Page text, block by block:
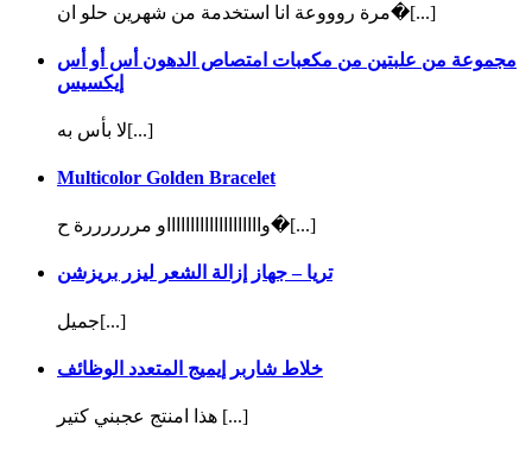
مرة روووعة انا استخدمة من شهرين حلو ان�[...]
مجموعة من علبتين من مكعبات امتصاص الدهون أس أو أس
إيكسيس
لا بأس به[...]
Multicolor Golden Bracelet
وااااااااااااااااااااو مررررررة ح�[...]
تريا – جهاز إزالة الشعر ليزر بريزشن
جميل[...]
خلاط شاربر إيميج المتعدد الوظائف
هذا امنتج عجبني كتير [...]